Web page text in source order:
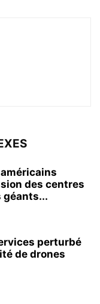
des centres
géants...
perturbé
de drones